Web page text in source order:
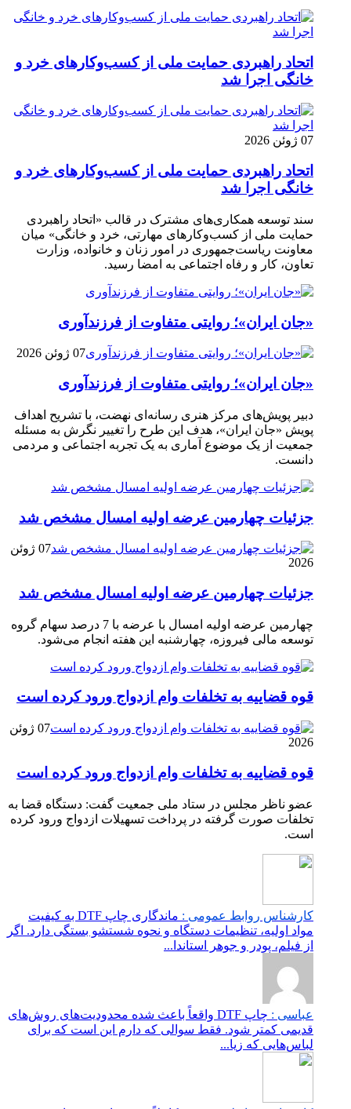
اتحاد راهبردی حمایت ملی از کسب‌وکارهای خرد و
خانگی اجرا شد
07 ژوئن 2026
اتحاد راهبردی حمایت ملی از کسب‌وکارهای خرد و
خانگی اجرا شد
سند توسعه همکاری‌های مشترک در قالب «اتحاد راهبردی
حمایت ملی از کسب‌وکارهای مهارتی، خرد و خانگی» میان
معاونت ریاست‌جمهوری در امور زنان و خانواده، وزارت
تعاون، کار و رفاه اجتماعی به امضا رسید.
«جان ایران»؛ روایتی متفاوت از فرزندآوری
07 ژوئن 2026
«جان ایران»؛ روایتی متفاوت از فرزندآوری
دبیر پویش‌های مرکز هنری رسانه‌ای نهضت، با تشریح اهداف
پویش «جان ایران»، هدف این طرح را تغییر نگرش به مسئله
جمعیت از یک موضوع آماری به یک تجربه اجتماعی و مردمی
دانست.
جزئیات چهارمین عرضه اولیه امسال مشخص شد
07 ژوئن
2026
جزئیات چهارمین عرضه اولیه امسال مشخص شد
چهارمین عرضه اولیه امسال با عرضه با 7 درصد سهام گروه
توسعه مالی فیروزه، چهارشنبه این هفته انجام می‌شود.
قوه قضاییه به تخلفات وام ازدواج ورود کرده است
07 ژوئن
2026
قوه قضاییه به تخلفات وام ازدواج ورود کرده است
عضو ناظر مجلس در ستاد ملی جمعیت گفت: دستگاه قضا به
تخلفات صورت گرفته در پرداخت تسهیلات ازدواج ورود کرده
است.
کارشناس روابط عمومی :
ماندگاری چاپ DTF به کیفیت
مواد اولیه، تنظیمات دستگاه و نحوه شستشو بستگی دارد. اگر
از فیلم، پودر و جوهر استاندا...
عباسی :
چاپ DTF واقعاً باعث شده محدودیت‌های روش‌های
قدیمی کمتر شود. فقط سوالی که دارم این است که برای
لباس‌هایی که زیا...